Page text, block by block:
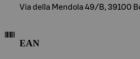
Via della Mendola 49/B, 39100
EAN